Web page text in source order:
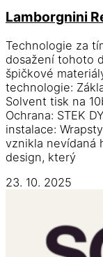
Lamborgnini
Technologie za
dosažení tohoto
špičkové
technologie:
Solvent tisk na
Ochrana: STEK
instalace:
vznikla nevídaná
design, který
23. 10. 2025